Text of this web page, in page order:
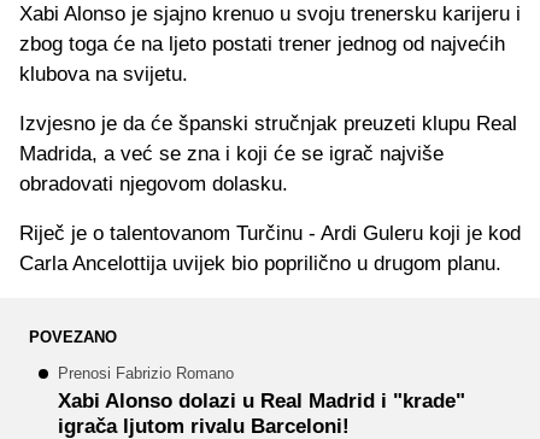
Xabi Alonso je sjajno krenuo u svoju trenersku karijeru i
zbog toga će na ljeto postati trener jednog od najvećih
klubova na svijetu.
Izvjesno je da će španski stručnjak preuzeti klupu Real
Madrida, a već se zna i koji će se igrač najviše
obradovati njegovom dolasku.
Riječ je o talentovanom Turčinu - Ardi Guleru koji je kod
Carla Ancelottija uvijek bio poprilično u drugom planu.
POVEZANO
Prenosi Fabrizio Romano
Xabi Alonso dolazi u Real Madrid i "krade"
igrača ljutom rivalu Barceloni!